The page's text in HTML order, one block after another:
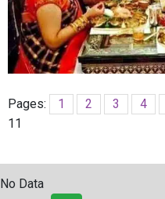
Pages: 1 2 3 4
11
No Data